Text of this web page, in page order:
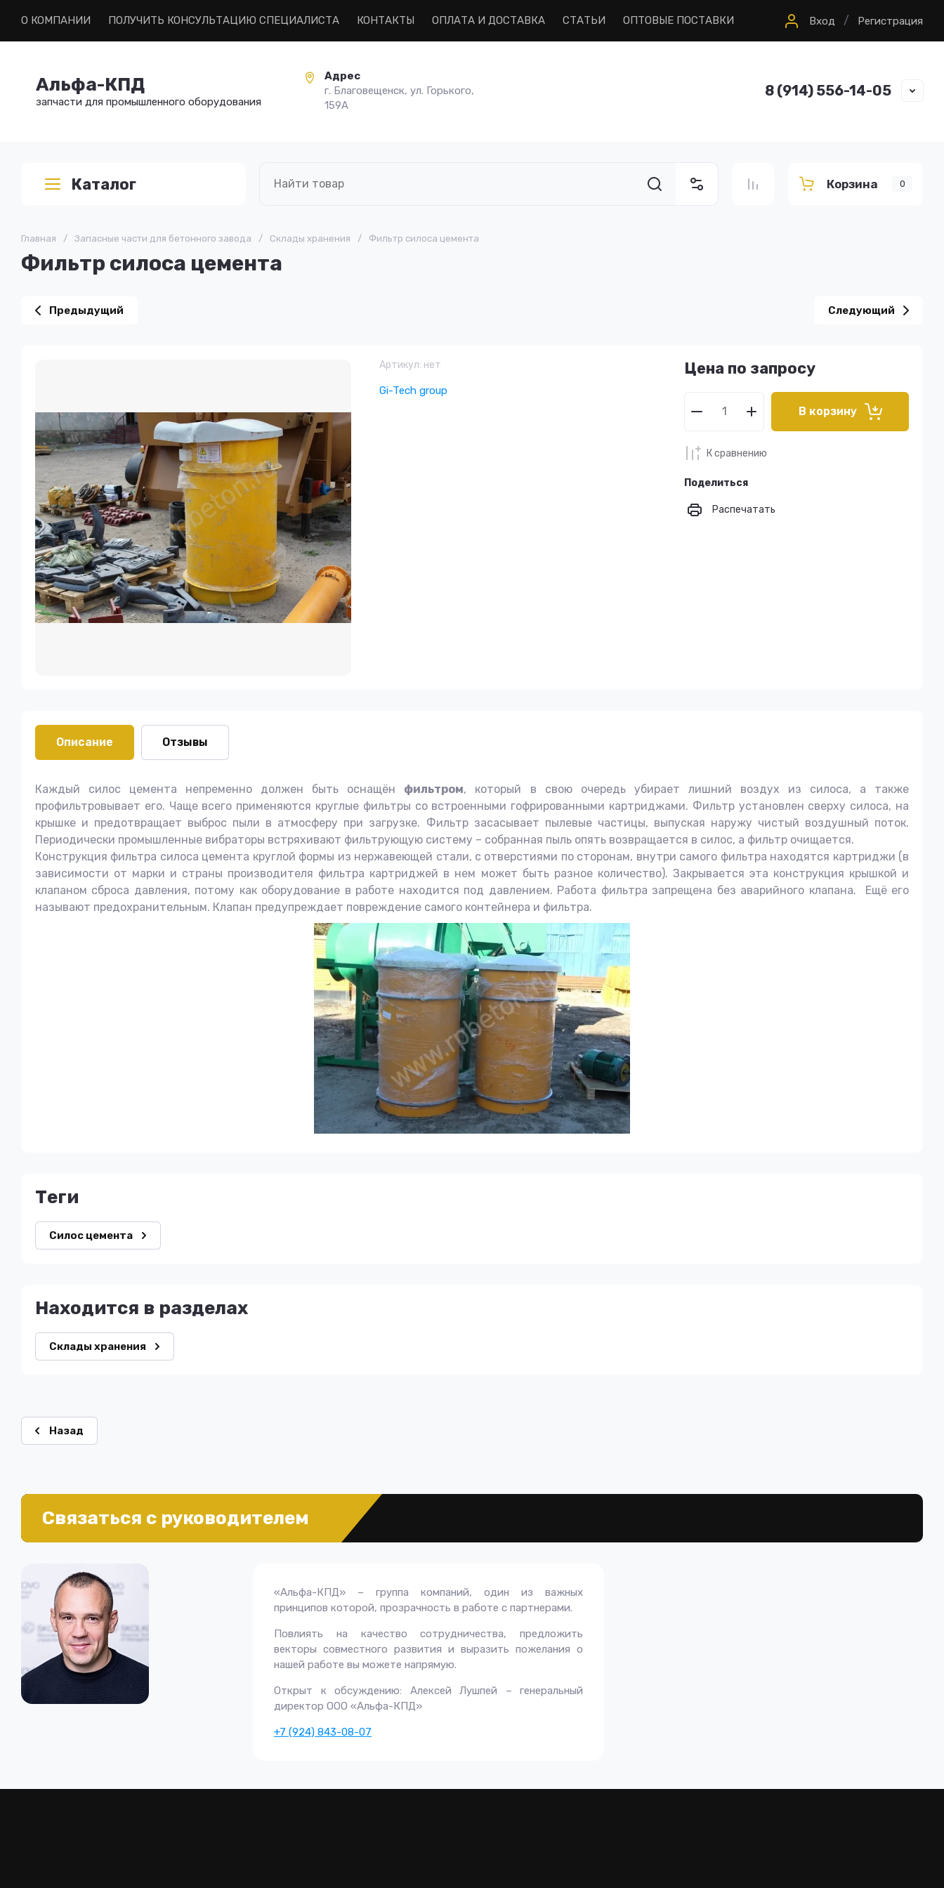
О КОМПАНИИ ПОЛУЧИТЬ КОНСУЛЬТАЦИЮ СПЕЦИАЛИСТА КОНТАКТЫ ОПЛАТА И ДОСТАВКА СТАТЬИ ОПТОВЫЕ ПОСТАВКИ Вход / Регистрация
Альфа-КПД
запчасти для промышленного оборудования
Адрес
г. Благовещенск, ул. Горького,
159А
8 (914) 556-14-05
Каталог Корзина 0
Главная / Запасные части для бетонного завода / Склады хранения / Фильтр силоса цемента
Фильтр силоса цемента
Предыдущий Следующий
Артикул: нет
Gi-Tech group
Цена по запросу
В корзину
К сравнению
Поделиться
Распечатать
Описание Отзывы
Каждый силос цемента непременно должен быть оснащён фильтром, который в свою очередь убирает лишний воздух из силоса, а также
профильтровывает его. Чаще всего применяются круглые фильтры со встроенными гофрированными картриджами. Фильтр установлен сверху силоса, на
крышке и предотвращает выброс пыли в атмосферу при загрузке. Фильтр засасывает пылевые частицы, выпуская наружу чистый воздушный поток.
Периодически промышленные вибраторы встряхивают фильтрующую систему – собранная пыль опять возвращается в силос, а фильтр очищается.
Конструкция фильтра силоса цемента круглой формы из нержавеющей стали, с отверстиями по сторонам, внутри самого фильтра находятся картриджи (в
зависимости от марки и страны производителя фильтра картриджей в нем может быть разное количество). Закрывается эта конструкция крышкой и
клапаном сброса давления, потому как оборудование в работе находится под давлением. Работа фильтра запрещена без аварийного клапана. Ещё его
называют предохранительным. Клапан предупреждает повреждение самого контейнера и фильтра.
теги
Силос цемента
Находится в разделах
Склады хранения
Назад
Связаться с руководителем
«Альфа-КПД» – группа компаний, один из важных
принципов которой, прозрачность в работе с партнерами.
Повлиять на качество сотрудничества, предложить
векторы совместного развития и выразить пожелания о
нашей работе вы можете напрямую.
Открыт к обсуждению: Алексей Лушпей – генеральный
директор ООО «Альфа-КПД»
+7 (924) 843-08-07